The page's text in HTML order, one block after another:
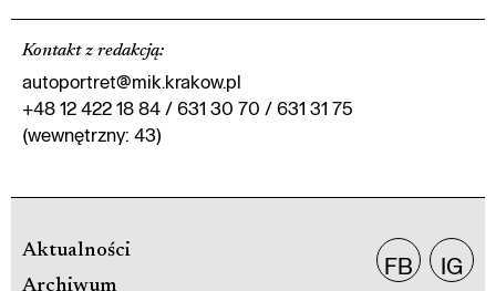
Kontakt z redakcją:
autoportret@mik.krakow.pl
+48 12 422 18 84 / 631 30 70 / 631 31 75
(wewnętrzny: 43)
Aktualności
Archiwum
FB IG